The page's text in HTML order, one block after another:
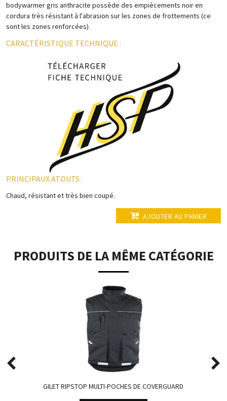
bodywarmer gris anthracite possède des empiècements noir en
cordura très résistant à l'abrasion sur les zones de frottements (ce
sont les zones renforcées).
CARACTÉRISTIQUE TECHNIQUE :
PRINCIPAUX ATOUTS :
Chaud, résistant et très bien coupé.
AJOUTER AU PANIER
PRODUITS DE LA MÊME CATÉGORIE
GILET RIPSTOP MULTI-POCHES DE COVERGUARD